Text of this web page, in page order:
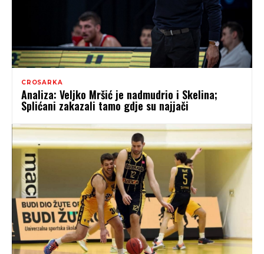
CROSARKA
Analiza: Veljko Mršić je nadmudrio i Skelina;
Splićani zakazali tamo gdje su najjači